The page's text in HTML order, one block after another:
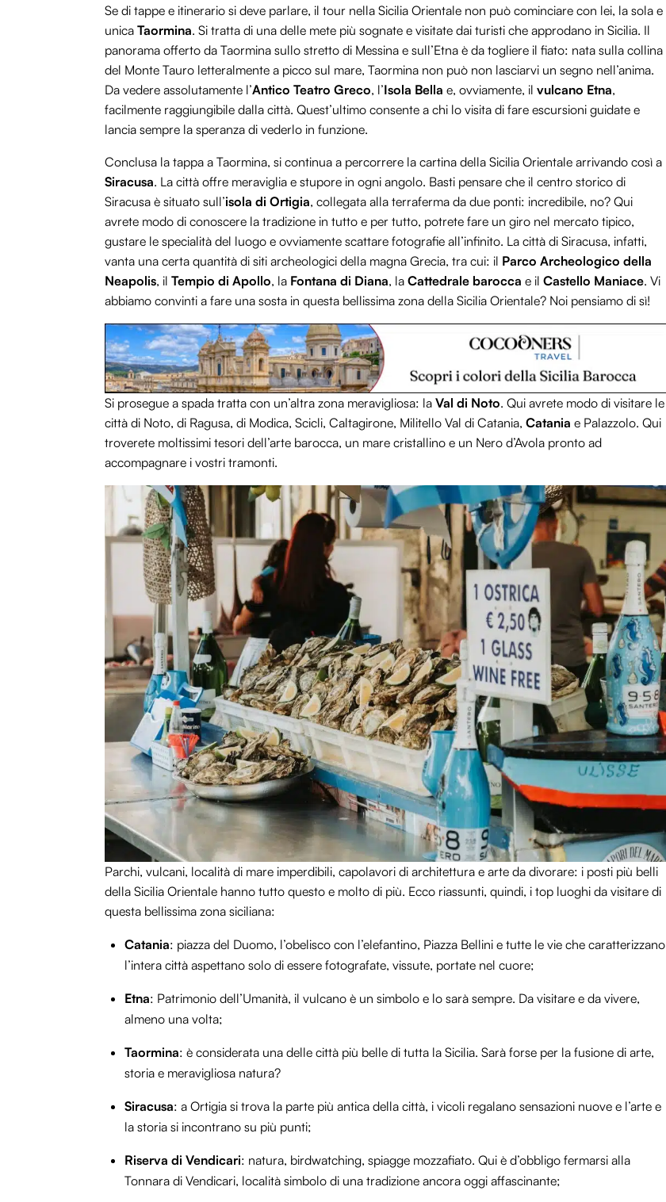
Se di tappe e itinerario si deve parlare, il tour nella Sicilia Orientale non può cominciare con lei, la sola e
unica Taormina. Si tratta di una delle mete più sognate e visitate dai turisti che approdano in Sicilia. Il
panorama offerto da Taormina sullo stretto di Messina e sull’Etna è da togliere il fiato: nata sulla collina
del Monte Tauro letteralmente a picco sul mare, Taormina non può non lasciarvi un segno nell’anima.
Da vedere assolutamente l’Antico Teatro Greco, l’Isola Bella e, ovviamente, il vulcano Etna,
facilmente raggiungibile dalla città. Quest’ultimo consente a chi lo visita di fare escursioni guidate e
lancia sempre la speranza di vederlo in funzione.
Conclusa la tappa a Taormina, si continua a percorrere la cartina della Sicilia Orientale arrivando così a
Siracusa. La città offre meraviglia e stupore in ogni angolo. Basti pensare che il centro storico di
Siracusa è situato sull’isola di Ortigia, collegata alla terraferma da due ponti: incredibile, no? Qui
avrete modo di conoscere la tradizione in tutto e per tutto, potrete fare un giro nel mercato tipico,
gustare le specialità del luogo e ovviamente scattare fotografie all’infinito. La città di Siracusa, infatti,
vanta una certa quantità di siti archeologici della magna Grecia, tra cui: il Parco Archeologico della
Neapolis, il Tempio di Apollo, la Fontana di Diana, la Cattedrale barocca e il Castello Maniace. Vi
abbiamo convinti a fare una sosta in questa bellissima zona della Sicilia Orientale? Noi pensiamo di sì!
Si prosegue a spada tratta con un’altra zona meravigliosa: la Val di Noto. Qui avrete modo di visitare le
città di Noto, di Ragusa, di Modica, Scicli, Caltagirone, Militello Val di Catania, Catania e Palazzolo. Qui
troverete moltissimi tesori dell’arte barocca, un mare cristallino e un Nero d’Avola pronto ad
accompagnare i vostri tramonti.
Parchi, vulcani, località di mare imperdibili, capolavori di architettura e arte da divorare: i posti più belli
della Sicilia Orientale hanno tutto questo e molto di più. Ecco riassunti, quindi, i top luoghi da visitare di
questa bellissima zona siciliana:
Catania: piazza del Duomo, l’obelisco con l’elefantino, Piazza Bellini e tutte le vie che caratterizzano
l’intera città aspettano solo di essere fotografate, vissute, portate nel cuore;
Etna: Patrimonio dell’Umanità, il vulcano è un simbolo e lo sarà sempre. Da visitare e da vivere,
almeno una volta;
Taormina: è considerata una delle città più belle di tutta la Sicilia. Sarà forse per la fusione di arte,
storia e meravigliosa natura?
Siracusa: a Ortigia si trova la parte più antica della città, i vicoli regalano sensazioni nuove e l’arte e
la storia si incontrano su più punti;
Riserva di Vendicari: natura, birdwatching, spiagge mozzafiato. Qui è d’obbligo fermarsi alla
Tonnara di Vendicari, località simbolo di una tradizione ancora oggi affascinante;